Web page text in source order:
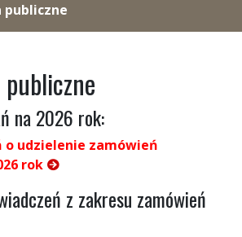
publiczne
na 2026 rok:
o udzielenie zamówień
rok
z zakresu zamówień